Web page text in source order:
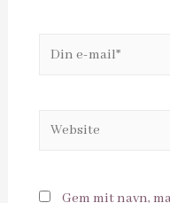
Din
Website
Gem mit navn,